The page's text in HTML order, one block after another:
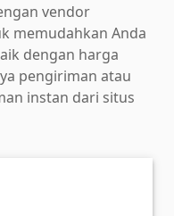
vendor
memudahkan Anda
dengan harga
pengiriman atau
instan dari situs